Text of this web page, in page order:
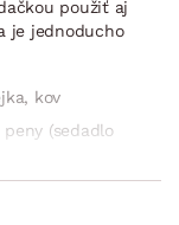
použiť aj
je jednoducho
kov
(sedadlo
štruktúrou,